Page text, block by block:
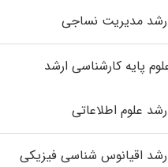
مدیریت نساجی
پایه کارشناسی ارشد
علوم اطلاعاتی
اقیانوس‌ شناسی فیزیکی